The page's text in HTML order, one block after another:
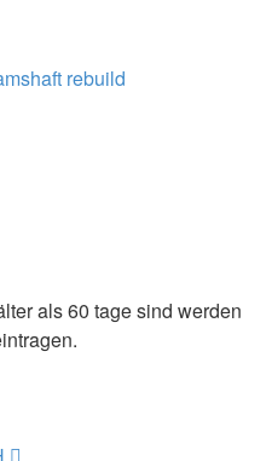
rebuild
als 60 tage sind werden